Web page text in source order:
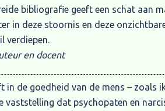
bibliografie geeft een schat aan
in deze stoornis en deze
verdiepen.
en docent
in de goedheid van de mens – zoals
vaststelling dat psychopaten en